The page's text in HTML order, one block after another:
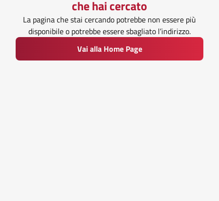
che hai cercato
La pagina che stai cercando potrebbe non essere più
disponibile o potrebbe essere sbagliato l’indirizzo.
Vai alla Home Page